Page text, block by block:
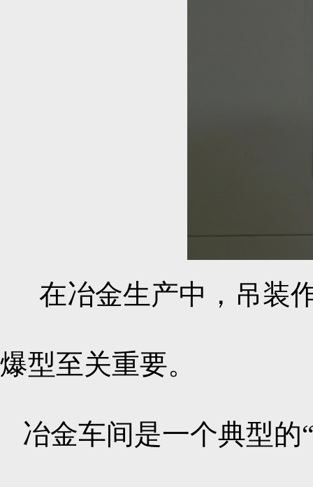
在冶金生产中，吊装
爆型至关重要。
冶金车间是一个典型